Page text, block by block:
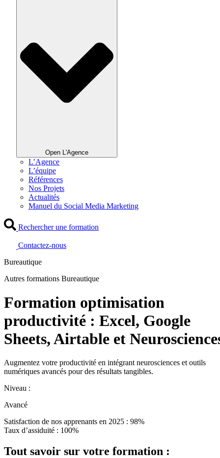
Open L'Agence
L’Agence
L’équipe
Références
Nos Projets
Actualités
Manuel du Social Media Marketing
Rechercher une formation
Contactez-nous
Bureautique
Autres formations Bureautique
Formation optimisation
productivité : Excel, Google
Sheets, Airtable et
Augmentez votre productivité en intégrant neurosciences et outils
numériques avancés pour des résultats tangibles.
Niveau :
Avancé
Satisfaction de nos apprenants en 2025 : 98%
Taux d’assiduité : 100%
Tout savoir sur votre formation :